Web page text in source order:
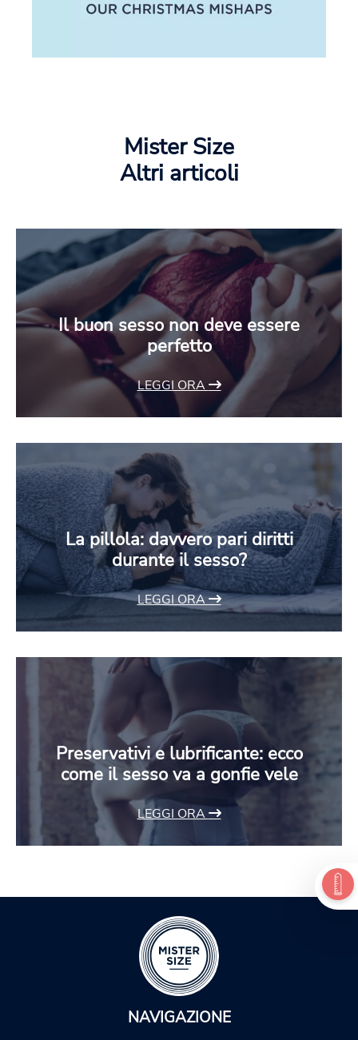
Mister Size
Altri articoli
Il buon sesso non deve essere
perfetto
LEGGI ORA
La pillola: davvero pari diritti
durante il sesso?
LEGGI ORA
Preservativi e lubrificante: ecco
come il sesso va a gonfie vele
LEGGI ORA
NAVIGAZIONE